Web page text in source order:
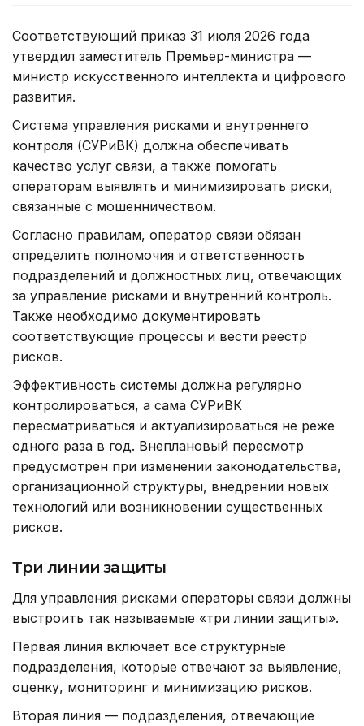
Соответствующий приказ 31 июля 2026 года
утвердил заместитель Премьер-министра —
министр искусственного интеллекта и цифрового
развития.
Система управления рисками и внутреннего
контроля (СУРиВК) должна обеспечивать
качество услуг связи, а также помогать
операторам выявлять и минимизировать риски,
связанные с мошенничеством.
Согласно правилам, оператор связи обязан
определить полномочия и ответственность
подразделений и должностных лиц, отвечающих
за управление рисками и внутренний контроль.
Также необходимо документировать
соответствующие процессы и вести реестр
рисков.
Эффективность системы должна регулярно
контролироваться, а сама СУРиВК
пересматриваться и актуализироваться не реже
одного раза в год. Внеплановый пересмотр
предусмотрен при изменении законодательства,
организационной структуры, внедрении новых
технологий или возникновении существенных
рисков.
Три линии защиты
Для управления рисками операторы связи должны
выстроить так называемые «три линии защиты».
Первая линия включает все структурные
подразделения, которые отвечают за выявление,
оценку, мониторинг и минимизацию рисков.
Вторая линия — подразделения, отвечающие